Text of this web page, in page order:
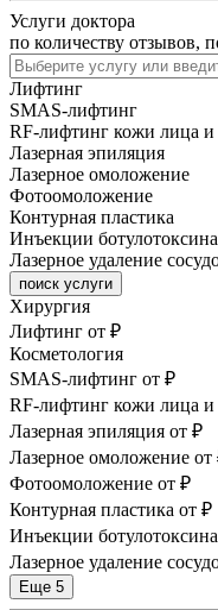
Услуги доктора
по количеству отзывов,
Лифтинг
SMAS-лифтинг
RF-лифтинг кожи лица и
Лазерная эпиляция
Лазерное омоложение
Фотоомоложение
Контурная пластика
Инъекции
Лазерное удаление
поиск услуги
Хирургия
Лифтинг от ₽
Косметология
SMAS-лифтинг от ₽
RF-лифтинг кожи лица и
Лазерная эпиляция от ₽
Лазерное омоложение от
Фотоомоложение от ₽
Контурная пластика от ₽
Инъекции
Лазерное удаление
Еще 5